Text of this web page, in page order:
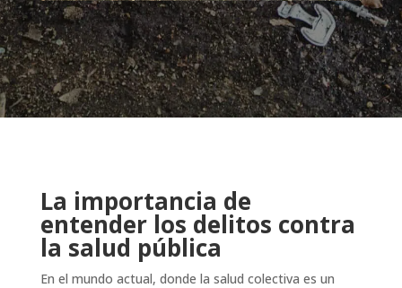
La importancia de
entender los delitos contra
la salud pública
En el mundo actual, donde la salud colectiva es un